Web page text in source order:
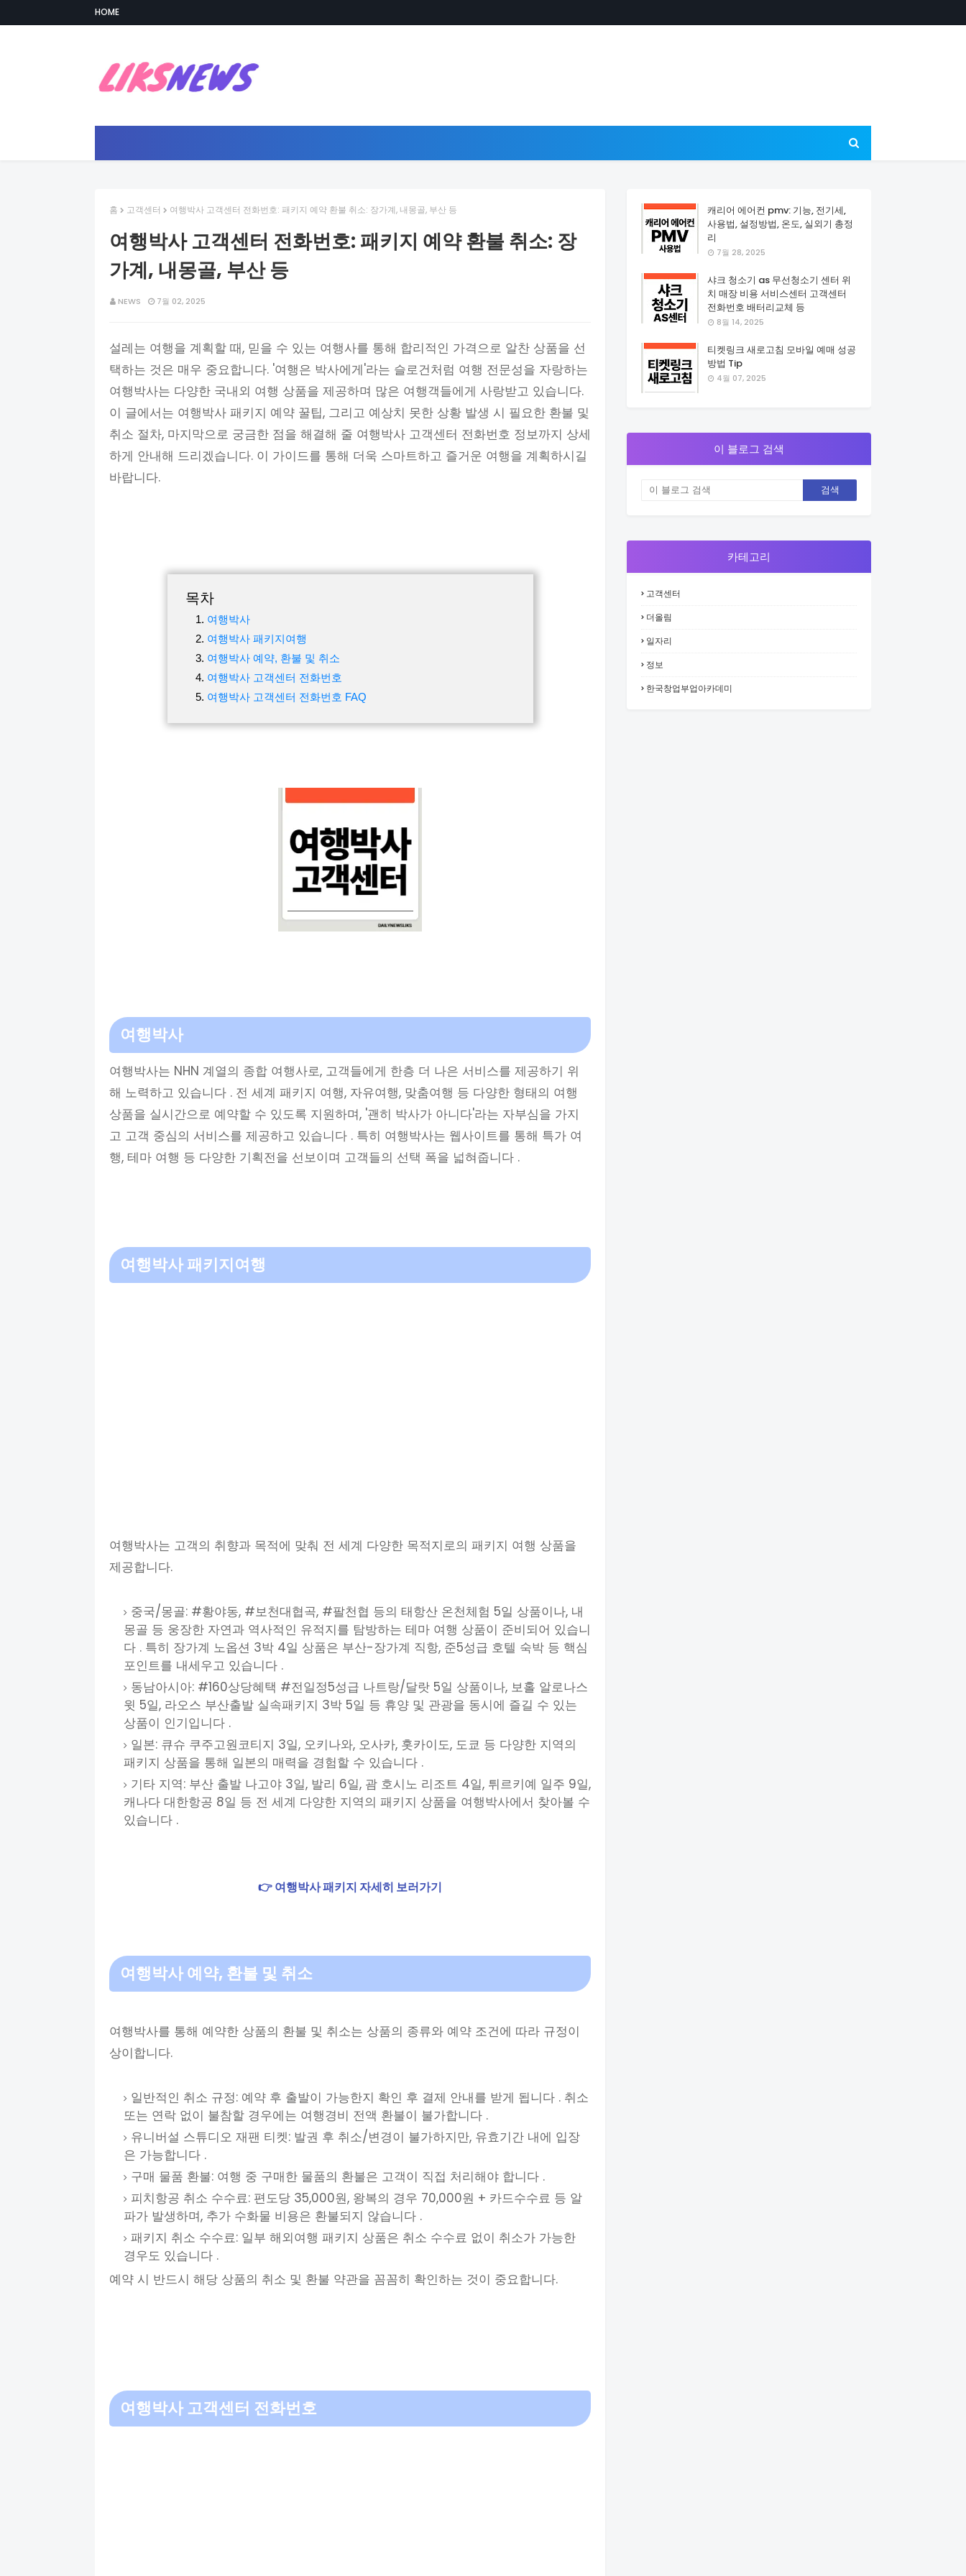
HOME
홈 고객센터 여행박사 고객센터 전화번호: 패키지 예약 환불 취소: 장가계, 내몽골, 부산 등
여행박사 고객센터 전화번호: 패키지 예약 환불 취소: 장
가계, 내몽골, 부산 등
NEWS 7월 02, 2025
설레는 여행을 계획할 때, 믿을 수 있는 여행사를 통해 합리적인 가격으로 알찬 상품을 선
택하는 것은 매우 중요합니다. '여행은 박사에게'라는 슬로건처럼 여행 전문성을 자랑하는
여행박사는 다양한 국내외 여행 상품을 제공하며 많은 여행객들에게 사랑받고 있습니다.
이 글에서는 여행박사 패키지 예약 꿀팁, 그리고 예상치 못한 상황 발생 시 필요한 환불 및
취소 절차, 마지막으로 궁금한 점을 해결해 줄 여행박사 고객센터 전화번호 정보까지 상세
하게 안내해 드리겠습니다. 이 가이드를 통해 더욱 스마트하고 즐거운 여행을 계획하시길
바랍니다.
목차
여행박사
여행박사 패키지여행
여행박사 예약, 환불 및 취소
여행박사 고객센터 전화번호
여행박사 고객센터 전화번호 FAQ
여행박사
여행박사는 NHN 계열의 종합 여행사로, 고객들에게 한층 더 나은 서비스를 제공하기 위
해 노력하고 있습니다 . 전 세계 패키지 여행, 자유여행, 맞춤여행 등 다양한 형태의 여행
상품을 실시간으로 예약할 수 있도록 지원하며, '괜히 박사가 아니다'라는 자부심을 가지
고 고객 중심의 서비스를 제공하고 있습니다 . 특히 여행박사는 웹사이트를 통해 특가 여
행, 테마 여행 등 다양한 기획전을 선보이며 고객들의 선택 폭을 넓혀줍니다 .
여행박사 패키지여행
여행박사는 고객의 취향과 목적에 맞춰 전 세계 다양한 목적지로의 패키지 여행 상품을
제공합니다.
중국/몽골: #황야동, #보천대협곡, #팔천협 등의 태항산 온천체험 5일 상품이나, 내
몽골 등 웅장한 자연과 역사적인 유적지를 탐방하는 테마 여행 상품이 준비되어 있습니
다 . 특히 장가계 노옵션 3박 4일 상품은 부산-장가계 직항, 준5성급 호텔 숙박 등 핵심
포인트를 내세우고 있습니다 .
동남아시아: #160상당혜택 #전일정5성급 나트랑/달랏 5일 상품이나, 보홀 알로나스
윗 5일, 라오스 부산출발 실속패키지 3박 5일 등 휴양 및 관광을 동시에 즐길 수 있는
상품이 인기입니다 .
일본: 큐슈 쿠주고원코티지 3일, 오키나와, 오사카, 홋카이도, 도쿄 등 다양한 지역의
패키지 상품을 통해 일본의 매력을 경험할 수 있습니다 .
기타 지역: 부산 출발 나고야 3일, 발리 6일, 괌 호시노 리조트 4일, 튀르키예 일주 9일,
캐나다 대한항공 8일 등 전 세계 다양한 지역의 패키지 상품을 여행박사에서 찾아볼 수
있습니다 .
👉 여행박사 패키지 자세히 보러가기
여행박사 예약, 환불 및 취소
여행박사를 통해 예약한 상품의 환불 및 취소는 상품의 종류와 예약 조건에 따라 규정이
상이합니다.
일반적인 취소 규정: 예약 후 출발이 가능한지 확인 후 결제 안내를 받게 됩니다 . 취소
또는 연락 없이 불참할 경우에는 여행경비 전액 환불이 불가합니다 .
유니버설 스튜디오 재팬 티켓: 발권 후 취소/변경이 불가하지만, 유효기간 내에 입장
은 가능합니다 .
구매 물품 환불: 여행 중 구매한 물품의 환불은 고객이 직접 처리해야 합니다 .
피치항공 취소 수수료: 편도당 35,000원, 왕복의 경우 70,000원 + 카드수수료 등 알
파가 발생하며, 추가 수화물 비용은 환불되지 않습니다 .
패키지 취소 수수료: 일부 해외여행 패키지 상품은 취소 수수료 없이 취소가 가능한
경우도 있습니다 .
예약 시 반드시 해당 상품의 취소 및 환불 약관을 꼼꼼히 확인하는 것이 중요합니다.
여행박사 고객센터 전화번호
캐리어 에어컨 pmv: 기능, 전기세,
사용법, 설정방법, 온도, 실외기 총정
리
7월 28, 2025
샤크 청소기 as 무선청소기 센터 위
치 매장 비용 서비스센터 고객센터
전화번호 배터리교체 등
8월 14, 2025
티켓링크 새로고침 모바일 예매 성공
방법 Tip
4월 07, 2025
이 블로그 검색
카테고리
고객센터
더올림
일자리
정보
한국창업부업아카데미